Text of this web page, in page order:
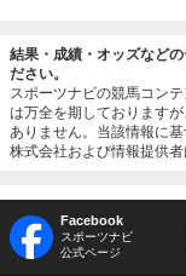
結果・成績・オッズなど
ださい。
スポーツナビの競馬コン
は万全を期しております
ありません。当該情報に
株式会社および情報提供
Facebook
スポーツナビ
公式ページ